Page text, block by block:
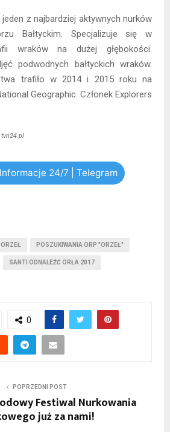
z najbardziej aktywnych nurków
Bałtyckim. Specjalizuje się w
wraków na dużej głębokości.
podwodnych bałtyckich wraków.
trafiło w 2014 i 2015 roku na
Geographic. Członek Explorers
tvn24.pl
24/7 | Telegram
POSZUKIWANIA ORP "ORZEŁ"
SANTI ODNALEŹĆ ORŁA 2017
0
POPRZEDNI POST
Festiwal Nurkowania
już za nami!